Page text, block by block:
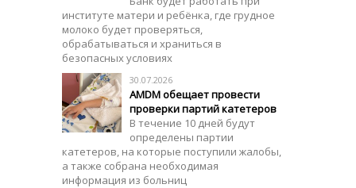
институте матери и ребёнка, где грудное
молоко будет проверяться,
обрабатываться и храниться в
безопасных условиях
30.07.2026
AMDM обещает провести
проверки партий катетеров
В течение 10 дней будут
определены партии
катетеров, на которые поступили жалобы,
а также собрана необходимая
информация из больниц